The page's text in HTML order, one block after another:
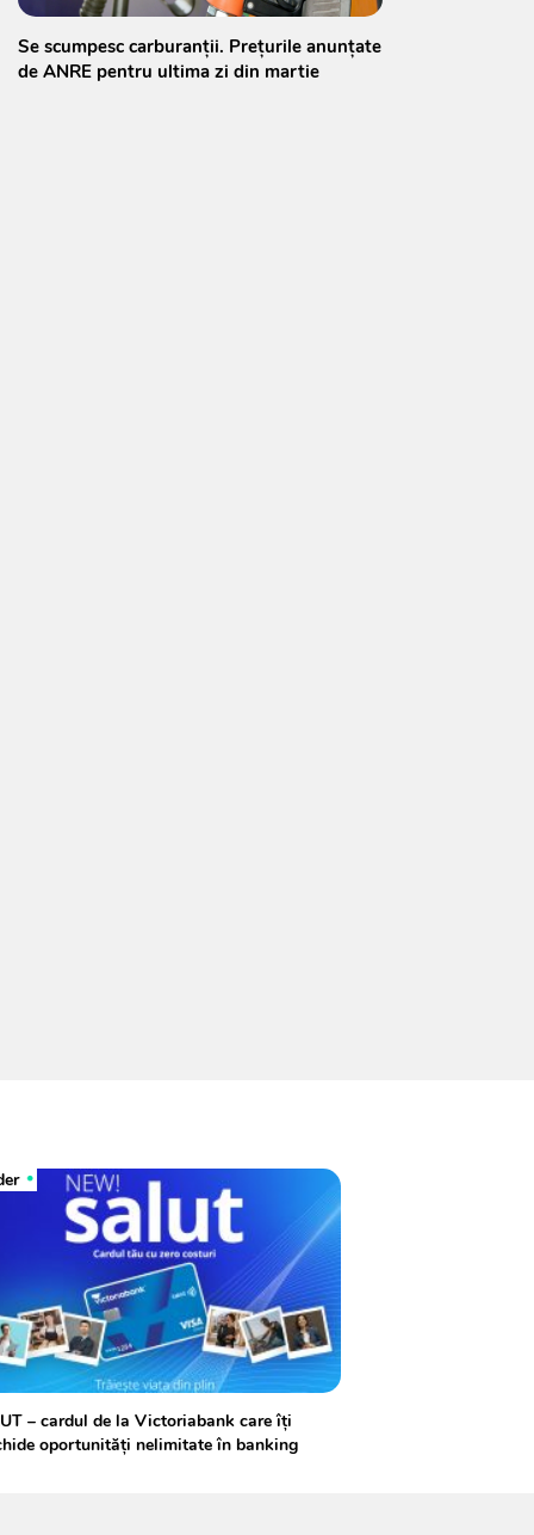
Se scumpesc carburanții. Prețurile anunțate
de ANRE pentru ultima zi din martie
– cardul de la Victoriabank care îți
oportunități nelimitate în banking